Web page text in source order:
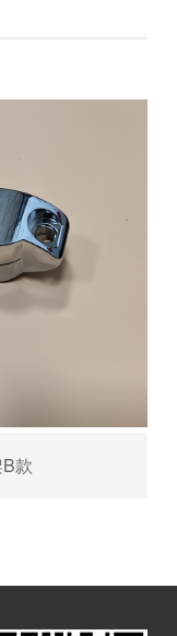
款